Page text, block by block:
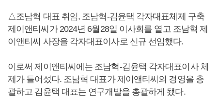
△조남혁 대표 취임, 조남혁-김윤택 각자대표체제 구축
제이앤티씨가 2024년 6월28일 이사회를 열고 조남혁 제
이앤티씨 사장을 각자대표이사로 신규 선임했다.
이로써 제이앤티씨에는 조남혁-김윤택 각자대표이사 체
제가 들어섰다. 조남혁 대표가 제이앤티씨의 경영을 총
괄하고 김윤택 대표는 연구개발을 총괄하게 됐다.